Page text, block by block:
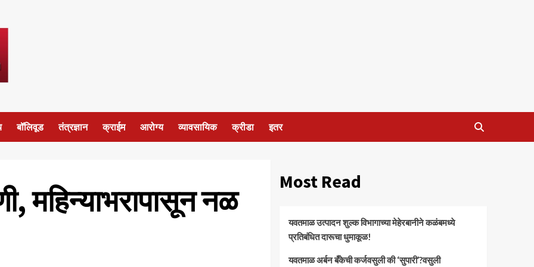
बॉलिवूड तंत्रज्ञान क्राईम आरोग्य व्यावसायिक क्रीडा इतर
महिन्याभरापासून नळ
Most Read
यवतमाळ उत्पादन शुल्क विभागाच्या मेहेरबानीने कळंबमध्ये
प्रतिबंधित दारूचा धुमाकूळ!
​यवतमाळ अर्बन बँकेची कर्जवसुली की ‘सुपारी’?वसुली